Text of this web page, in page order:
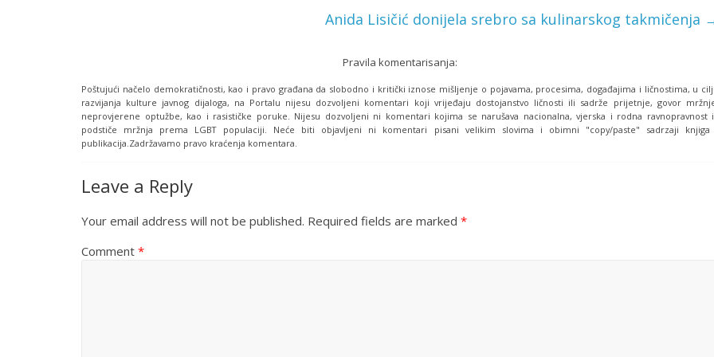
Anida Lisičić donijela srebro sa kulinarskog takmičenja
Pravila komentarisanja:
Poštujući načelo demokratičnosti, kao i pravo građana da slobodno i kritički iznose mišljenje o pojavama, procesima, događajima i ličnostima, u
razvijanja kulture javnog dijaloga, na Portalu nijesu dozvoljeni komentari koji vrijeđaju dostojanstvo ličnosti ili sadrže prijetnje, govor
neprovjerene optužbe, kao i rasističke poruke. Nijesu dozvoljeni ni komentari kojima se narušava nacionalna, vjerska i rodna ravnopravnost
podstiče mržnja prema LGBT populaciji. Neće biti objavljeni ni komentari pisani velikim slovima i obimni "copy/paste" sadrzaji
publikacija.Zadržavamo pravo kraćenja komentara.
Leave a Reply
Your email address will not be published. Required fields are marked *
Comment *